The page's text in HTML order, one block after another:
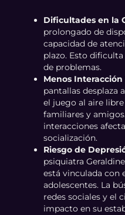
Dificultades en la
prolongado de
capacidad de
plazo. Esto
de problemas.
Menos Interacción
pantallas desplaza
el juego al aire
familiares y
interacciones
socialización.
Riesgo de
psiquiatra
está vinculada con
adolescentes. La
redes sociales y el
impacto en su